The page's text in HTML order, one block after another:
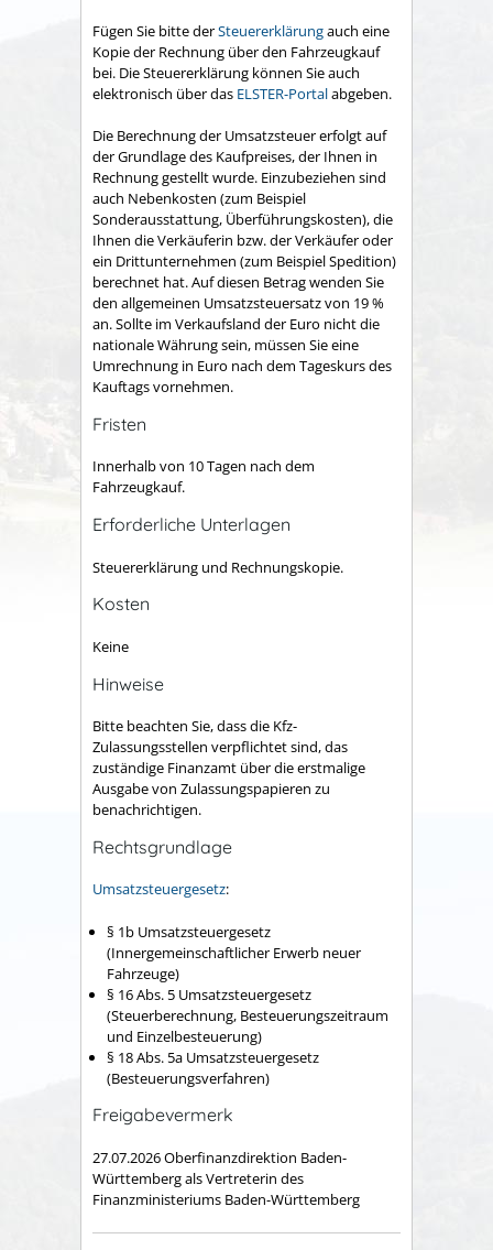
Fügen Sie bitte derSteuererklärungauch eine
Kopie der Rechnung über den Fahrzeugkauf
bei. Die Steuererklärung können Sie auch
elektronisch über das ELSTER-Portalabgeben.
Die Berechnung der Umsatzsteuer erfolgt auf
der Grundlage des Kaufpreises, der Ihnen in
Rechnung gestellt wurde. Einzubeziehen sind
auch Nebenkosten (zum Beispiel
Sonderausstattung, Überführungskosten), die
Ihnen die Verkäuferin bzw. der Verkäufer oder
ein Drittunternehmen (zum Beispiel Spedition)
berechnet hat. Auf diesen Betrag wenden Sie
den allgemeinen Umsatzsteuersatz von 19 %
an. Sollte im Verkaufsland der Euro nicht die
nationale Währung sein, müssen Sie eine
Umrechnung in Euro nach dem Tageskurs des
Kauftags vornehmen.
Fristen
Innerhalb von 10 Tagen nach dem
Fahrzeugkauf.
Erforderliche Unterlagen
Steuererklärung und Rechnungskopie.
Kosten
Keine
Hinweise
Bitte beachten Sie, dass die Kfz-
Zulassungsstellen verpflichtet sind, das
zuständige Finanzamt über die erstmalige
Ausgabe von Zulassungspapieren zu
benachrichtigen.
Rechtsgrundlage
Umsatzsteuergesetz:
§ 1b Umsatzsteuergesetz
(Innergemeinschaftlicher Erwerb neuer
Fahrzeuge)
§ 16 Abs. 5 Umsatzsteuergesetz
(Steuerberechnung, Besteuerungszeitraum
und Einzelbesteuerung)
§ 18 Abs. 5a Umsatzsteuergesetz
(Besteuerungsverfahren)
Freigabevermerk
27.07.2026 Oberfinanzdirektion Baden-
Württemberg als Vertreterin des
Finanzministeriums Baden-Württemberg